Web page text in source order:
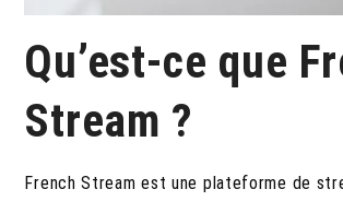
Qu’est-ce que
Stream ?
French Stream est une plateforme de